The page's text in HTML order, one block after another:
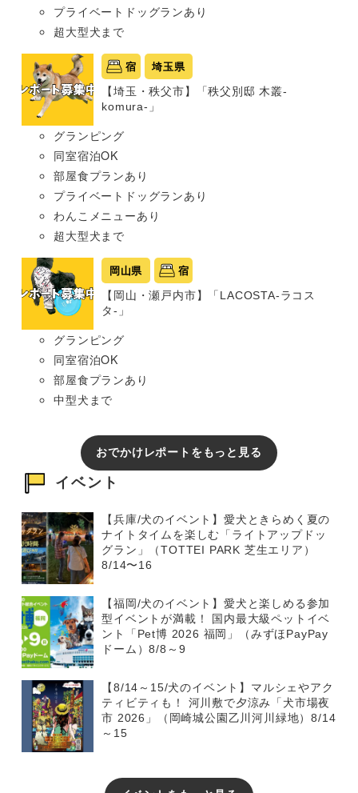
プライベートドッグランあり
超大型犬まで
宿 埼玉県
【埼玉・秩父市】「秩父別邸 木叢-
komura-」
グランピング
同室宿泊OK
部屋食プランあり
プライベートドッグランあり
わんこメニューあり
超大型犬まで
岡山県 宿
【岡山・瀬戸内市】「LACOSTA-ラコス
タ-」
グランピング
同室宿泊OK
部屋食プランあり
中型犬まで
おでかけレポートをもっと見る
イベント
【兵庫/犬のイベント】愛犬ときらめく夏の
ナイトタイムを楽しむ「ライトアップドッ
グラン」（TOTTEI PARK 芝生エリア）
8/14〜16
【福岡/犬のイベント】愛犬と楽しめる参加
型イベントが満載！ 国内最大級ペットイベ
ント「Pet博 2026 福岡」（みずほPayPay
ドーム）8/8～9
【8/14～15/犬のイベント】マルシェやアク
ティビティも！ 河川敷で夕涼み「犬市場夜
市 2026」（岡崎城公園乙川河川緑地）8/14
～15